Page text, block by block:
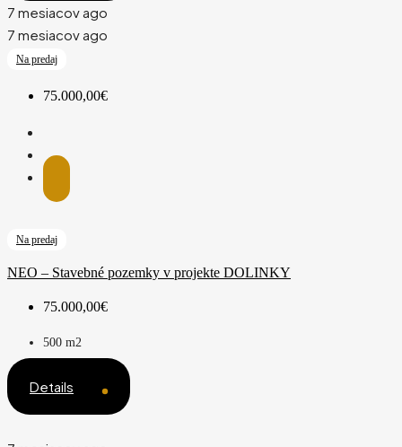
7 mesiacov ago
7 mesiacov ago
Na predaj
75.000,00€
Na predaj
NEO – Stavebné pozemky v projekte DOLINKY
75.000,00€
500 m2
Details